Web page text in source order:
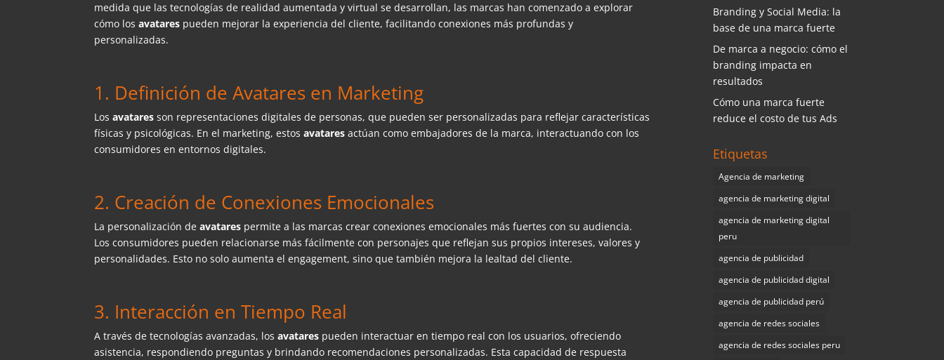
medida que las tecnologías de realidad aumentada y virtual se desarrollan, las marcas han comenzado a explorar
cómo losavatares pueden mejorar la experiencia del cliente, facilitando conexiones más profundas y
personalizadas.
1. Definición de Avatares en Marketing
Losavataresson representaciones digitales de personas, que pueden ser personalizadas para reflejar características
físicas y psicológicas. En el marketing, estosavataresactúan como embajadores de la marca, interactuando con los
consumidores en entornos digitales.
2. Creación de Conexiones Emocionales
La personalización deavatares permite a las marcas crear conexiones emocionales más fuertes con su audiencia.
Los consumidores pueden relacionarse más fácilmente con personajes que reflejan sus propios intereses, valores y
personalidades. Esto no solo aumenta el engagement, sino que también mejora la lealtad del cliente.
3. Interacción en Tiempo Real
A través de tecnologías avanzadas, losavatares pueden interactuar en tiempo real con los usuarios, ofreciendo
asistencia, respondiendo preguntas y brindando recomendaciones personalizadas. Esta capacidad de respuesta
Branding y Social Media: la
base de una marca fuerte
De marca a negocio: cómo el
branding impacta en
resultados
Cómo una marca fuerte
reduce el costo de tus Ads
Etiquetas
Agencia de marketing
agencia de marketing digital
agencia de marketing digital
peru
agencia de publicidad
agencia de publicidad digital
agencia de publicidad perú
agencia de redes sociales
agencia de redes sociales peru